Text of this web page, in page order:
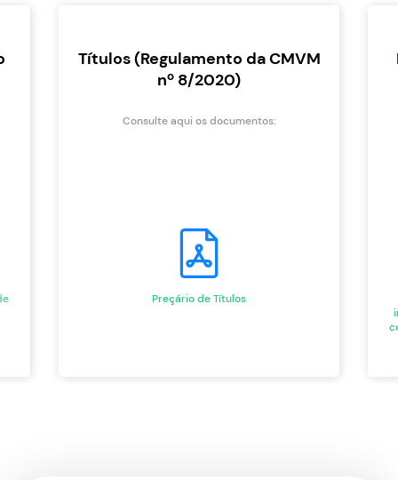
Títulos (Regulamento da CMVM
nº 8/2020)
Consulte aqui os documentos:
Preçário de Títulos